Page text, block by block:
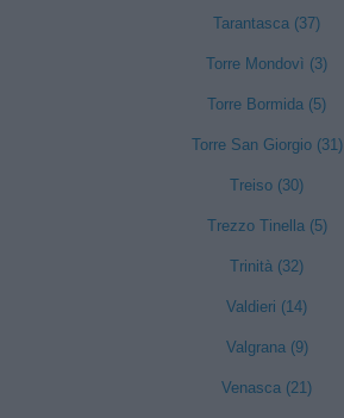
Tarantasca (37)
Torre Mondovì (3)
Torre Bormida (5)
Torre San Giorgio (31)
Treiso (30)
Trezzo Tinella (5)
Trinità (32)
Valdieri (14)
Valgrana (9)
Venasca (21)